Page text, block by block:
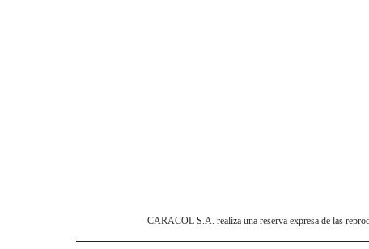
CARACOL S.A. realiza una reserva expresa de las